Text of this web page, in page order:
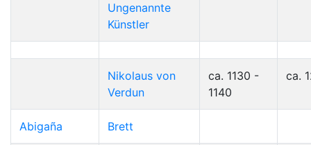
Ungenannte
Künstler
Nikolaus von
Verdun
ca. 1130 -
1140
ca.
Abigaña Brett